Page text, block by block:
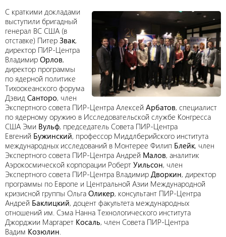
С краткими докладами
выступили бригадный
генерал ВС США (в
отставке) Питер Звак,
директор ПИР-Центра
Владимир Орлов,
директор программы
по ядерной политике
Тихоокеанского форума
Дэвид Санторо, член
Экспертного совета ПИР-Центра Алексей Арбатов, специалист
по ядерному оружию в Исследовательской службе Конгресса
США Эми Вульф, председатель Совета ПИР-Центра
Евгений Бужинский, профессор Миддлберийского института
международных исследований в Монтерее Филип Блейк, член
Экспертного совета ПИР-Центра Андрей Малов, аналитик
Аэрокосмической корпорации Роберт Уильсон, член
Экспертного совета ПИР-Центра Владимир Дворкин, директор
программы по Европе и Центральной Азии Международной
кризисной группы Ольга Оликер, консультант ПИР-Центра
Андрей Баклицкий, доцент факультета международных
отношений им. Сэма Нанна Технологического института
Джорджии Маргарет Косаль, член Совета ПИР-Центра
Вадим Козюлин.